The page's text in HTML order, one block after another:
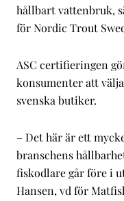
hållbart vattenbruk,
för Nordic Trout
ASC certifieringen
konsumenter att
svenska butiker.
– Det här är ett
branschens
fiskodlare går före i
Hansen, vd för